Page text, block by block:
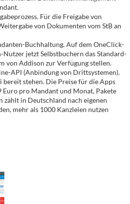
Für die Freigabe von
von Dokumenten vom StB an
Buchhaltung. Auf dem OneClick-
jetzt Selbstbuchern das Standard-
von Addison zur Verfügung stellen.
API (Anbindung von Drittsystemen).
bereit stehen. Die Preise für die Apps
Euro pro Mandant und Monat, Pakete
zählt in Deutschland nach eigenen
mehr als 1000 Kanzleien nutzen